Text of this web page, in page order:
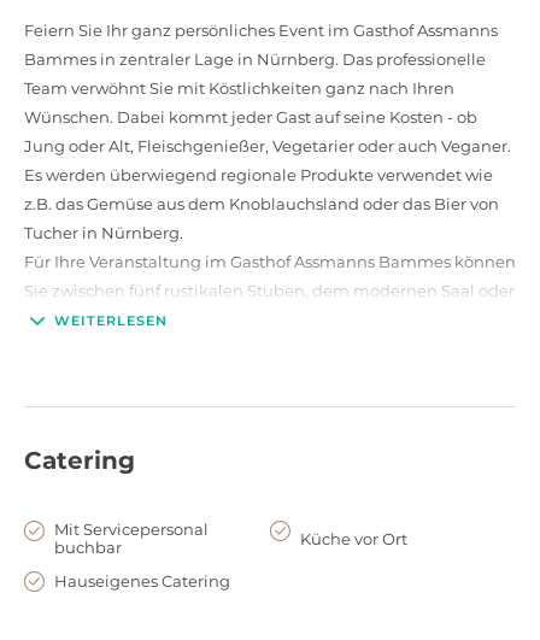
Feiern Sie Ihr ganz persönliches Event im Gasthof Assmanns
Bammes in zentraler Lage in Nürnberg. Das professionelle
Team verwöhnt Sie mit Köstlichkeiten ganz nach Ihren
Wünschen. Dabei kommt jeder Gast auf seine Kosten - ob
Jung oder Alt, Fleischgenießer, Vegetarier oder auch Veganer.
Es werden überwiegend regionale Produkte verwendet wie
z.B. das Gemüse aus dem Knoblauchsland oder das Bier von
Tucher in Nürnberg.
Für Ihre Veranstaltung im Gasthof Assmanns Bammes können
Sie zwischen fünf rustikalen Stuben, dem modernen Saal oder
dem Biergarten wählen. Alle Räume bieten sich durch ihre
Tagungstechnik kümmert sich das Team des Gasthof
Ob Weihnachtsfeier, Hochzeit oder Firmenevent, im
Event unvergessen bleiben. Dafür sorgt das gutgelaunte
Team des Gasthofes und freut sich schon jetzt auf Ihren
Besuch.
WEITERLESEN
Catering
Mit Servicepersonal
buchbar
Küche vor Ort
Hauseigenes Catering